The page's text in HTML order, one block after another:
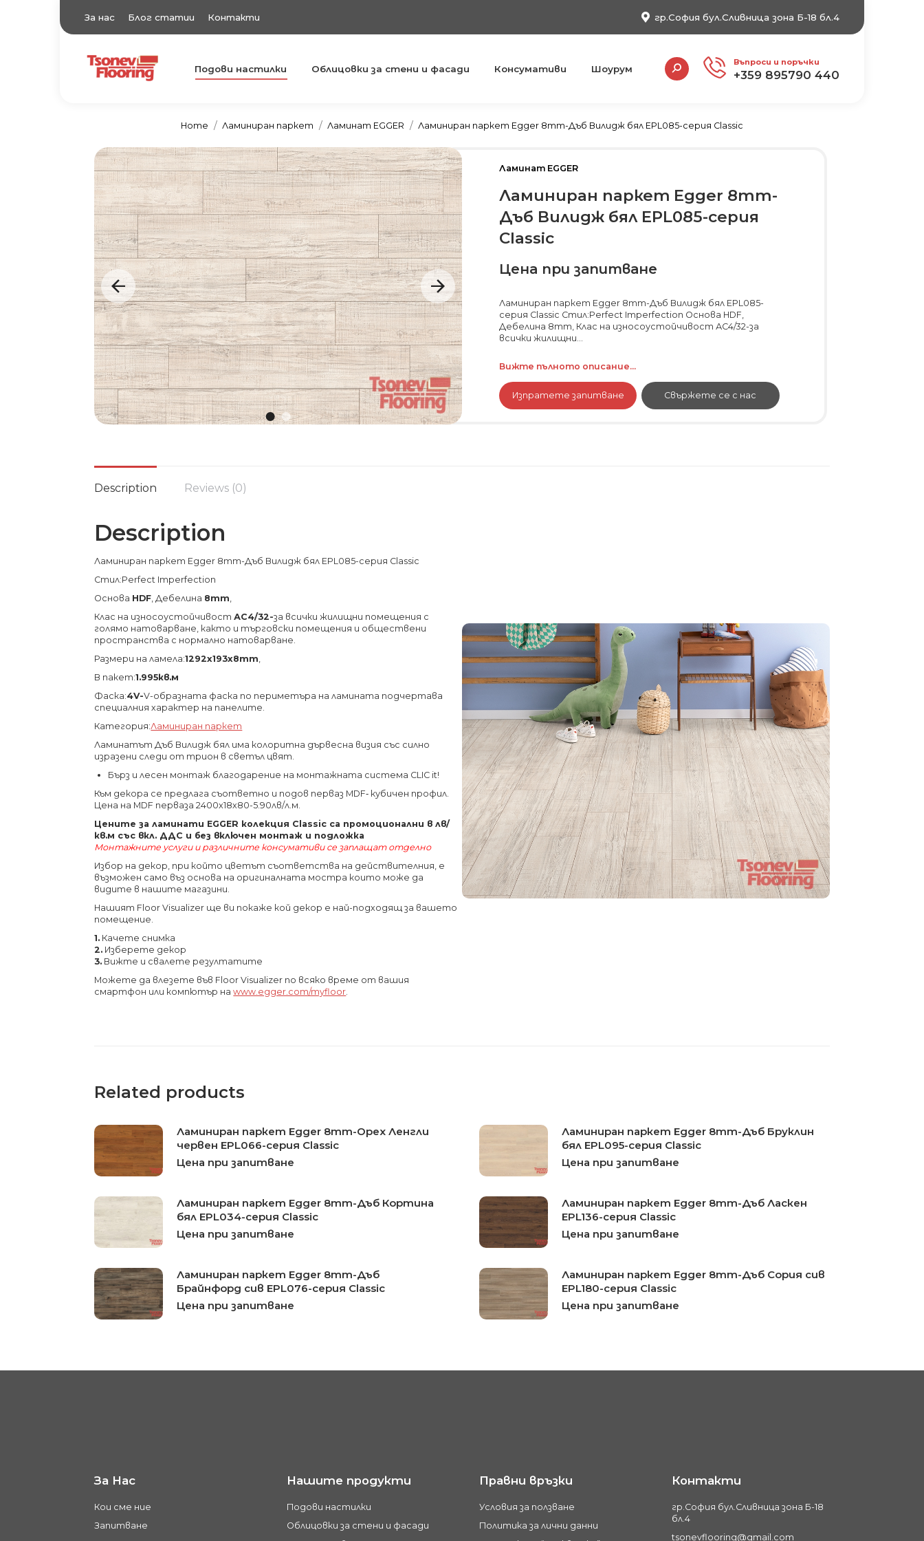
За нас Блог статии Контакти гр.София бул.Сливница зона Б-18 бл.4
TsonevFlooring
Подови настилки Подови настилки Облицовки за стени и фасади Консумативи Шоурум
Search: Въпроси и поръчки
+359 895790 440
You are here:
Home Ламиниран паркет Ламинат EGGER Ламиниран паркет Egger 8mm-Дъб Вилидж бял EPL085-серия Classic
Ламинат EGGER
Ламиниран паркет Egger 8mm-
Дъб Вилидж бял EPL085-серия
Classic
Цена при запитване
Ламиниран паркет Egger 8mm-Дъб Вилидж бял EPL085-
серия Classic Стил:Perfect Imperfection Основа HDF,
Дебелина 8mm, Клас на износоустойчивост АС4/32-за
всички жилищни...
Вижте пълното описание...
Изпратете запитване Свържете се с нас
Description Reviews (0)
Description
Ламиниран паркет Egger 8mm-Дъб Вилидж бял EPL085-серия Classic
Стил:Perfect Imperfection
Основа HDF, Дебелина 8mm,
Клас на износоустойчивостАС4/32-за всички жилищни помещения с
голямо натоварване, както и търговски помещения и обществени
пространства с нормално натоварване.
Размери на ламела:1292х193х8mm,
В пакет:1.995кв.м
Фаска:4V-V-образната фаска по периметъра на ламината подчертава
специалния характер на панелите.
Категория:Ламиниран паркет
Ламинатът Дъб Вилидж бял има колоритна дървесна визия със силно
изразени следи от трион в светъл цвят.
Бърз и лесен монтаж благодарение на монтажната система CLIC it!
Към декора се предлага съответно и подов перваз MDF‐ кубичен профил.
Цена на MDF перваза 2400x18x80-5.90лв/л.м.
Цените за ламинати EGGER колекция Classic са промоционални в лв/
кв.м със вкл. ДДС и без включен монтаж и подложка
Монтажните услуги и различните консумативи се заплащат отделно
Избор на декор, при който цветът съответства на действителния, е
възможен само въз основа на оригиналната мостра които може да
видите в нашите магазини.
Нашият Floor Visualizer ще ви покаже кой декор е най-подходящ за вашето
помещение.
1. Качете снимка
2. Изберете декор
3. Вижте и свалете резултатите
Можете да влезете във Floor Visualizer по всяко време от вашия
смартфон или компютър наwww.egger.com/myfloor.
Related products
Ламиниран паркет Egger 8mm-Oрех Ленгли
червен EPL066-серия Classic
Цена при запитване
Ламиниран паркет Egger 8mm-Дъб Бруклин
бял EPL095-серия Classic
Цена при запитване
Ламиниран паркет Egger 8mm-Дъб Кортина
бял EPL034-серия Classic
Цена при запитване
Ламиниран паркет Egger 8mm-Дъб Ласкен
EPL136-серия Classic
Цена при запитване
Ламиниран паркет Egger 8mm-Дъб
Брайнфорд сив EPL076-серия Classic
Цена при запитване
Ламиниран паркет Egger 8mm-Дъб Сория сив
EPL180-серия Classic
Цена при запитване
За Нас
Кои сме ние
Запитване
Нашите продукти
Подови настилки
Облицовки за стени и фасади
Правни връзки
Условия за ползване
Политика за лични данни
Контакти
гр.София бул.Сливница зона Б-18
бл.4
tsonevflooring@gmail.com